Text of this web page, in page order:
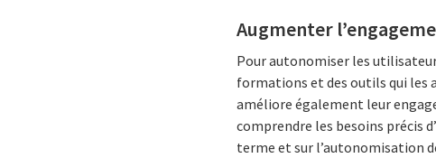
Augmenter
Pour autonomiser les
formations et des outils qui les
améliore également leur
comprendre les besoins précis
terme et sur l’autonomisation